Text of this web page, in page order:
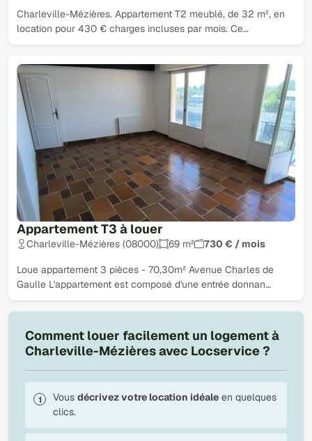
Charleville-Mézières. Appartement T2 meublé, de 32 m², en
location pour 430 € charges incluses par mois. Ce…
Appartement T3 à louer
Charleville-Mézières (08000) 69 m² 730 € / mois
Loue appartement 3 pièces - 70,30m² Avenue Charles de
Gaulle L'appartement est composé d'une entrée donnan…
Comment louer facilement un logement à
Charleville-Mézières avec Locservice ?
Vous décrivez votre location idéale en quelques
clics.